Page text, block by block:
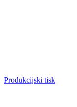
Produkcijski tisk